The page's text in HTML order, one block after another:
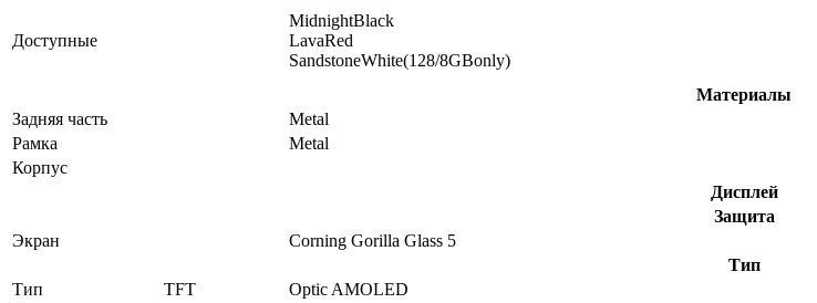
Доступные
MidnightBlack
LavaRed
SandstoneWhite(128/8GBonly)
Материалы
Задняя часть
Metal
Рамка
Metal
Корпус
Дисплей
Защита
Экран
Corning Gorilla Glass 5
Тип
Тип
TFT Optic AMOLED